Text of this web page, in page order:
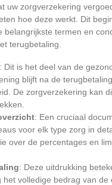
uw zorgverzekering
hoe deze werkt. Dit
belangrijkste termen en
terugbetaling.
Dit is het deel van de
blijft na de
De zorgverzekering kan
: Een cruciaal
voor elk type zorg in
over de percentages en
: Deze uitdrukking
het volledige bedrag van de